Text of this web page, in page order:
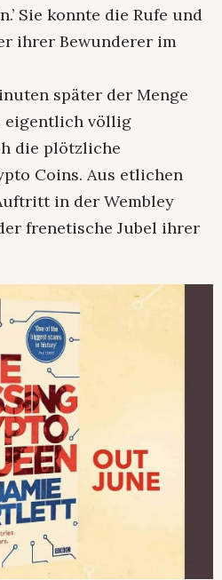
Sie konnte die Rufe und
ihrer Bewunderer im
später der Menge
eigentlich völlig
die plötzliche
Coins. Aus etlichen
in der Wembley
frenetische Jubel ihrer